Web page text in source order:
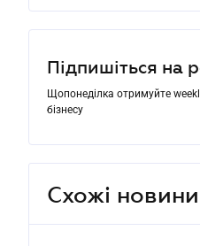
Підпишіться на
Щопонеділка отримуйте
бізнесу
Схожі новини